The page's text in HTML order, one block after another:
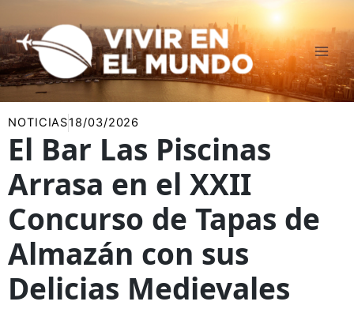
al
contenido
NOTICIAS18/03/2026
El Bar Las Piscinas
Arrasa en el XXII
Concurso de Tapas de
Almazán con sus
Delicias Medievales